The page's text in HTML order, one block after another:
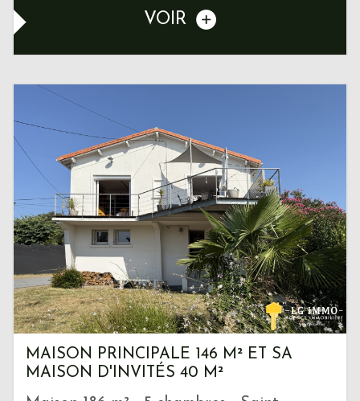
VOIR
MAISON PRINCIPALE 146 M² ET SA
MAISON D'INVITÉS 40 M²